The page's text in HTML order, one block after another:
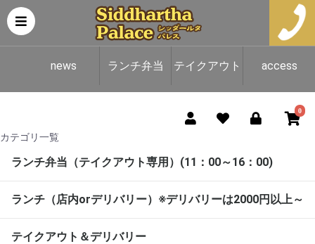
news ランチ弁当 テイクアウト access
0
カテゴリ一覧
ランチ弁当（テイクアウト専用）(11：00～16：00)
ランチ（店内orデリバリー）※デリバリーは2000円以上～
テイクアウト＆デリバリー